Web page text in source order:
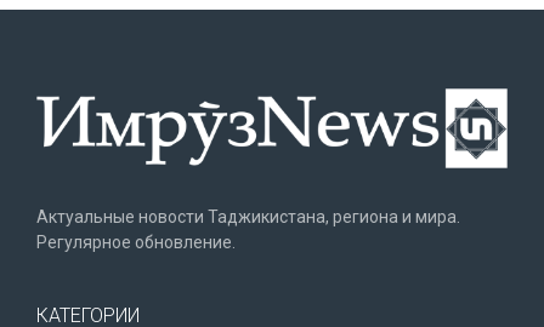
Актуальные новости Таджикистана, региона и мира.
Регулярное обновление.
КАТЕГОРИИ